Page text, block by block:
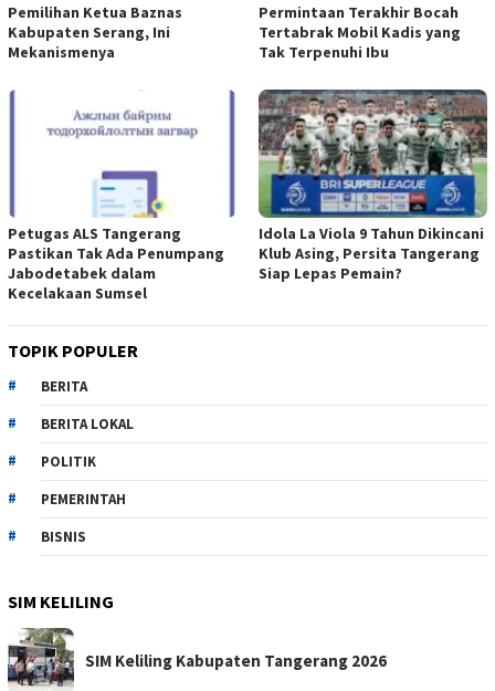
Pemilihan Ketua Baznas
Kabupaten Serang, Ini
Mekanismenya
Permintaan Terakhir Bocah
Tertabrak Mobil Kadis yang
Tak Terpenuhi Ibu
Petugas ALS Tangerang
Pastikan Tak Ada Penumpang
Jabodetabek dalam
Kecelakaan Sumsel
Idola La Viola 9 Tahun Dikincani
Klub Asing, Persita Tangerang
Siap Lepas Pemain?
TOPIK POPULER
BERITA
BERITA LOKAL
POLITIK
PEMERINTAH
BISNIS
SIM KELILING
SIM Keliling Kabupaten Tangerang 2026